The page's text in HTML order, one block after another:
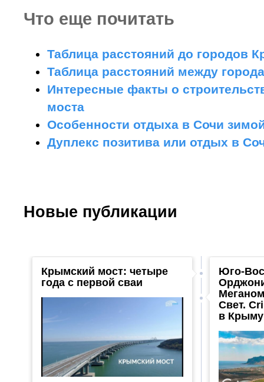
Что еще почитать
Таблица расстояний до городов
Таблица расстояний между
Интересные факты о
моста
Особенности отдыха в Сочи
Дуплекс позитива или отдых в
Новые публикации
Крымский мост: четыре
года с первой сваи
Юго-
Свет.
в Крыму